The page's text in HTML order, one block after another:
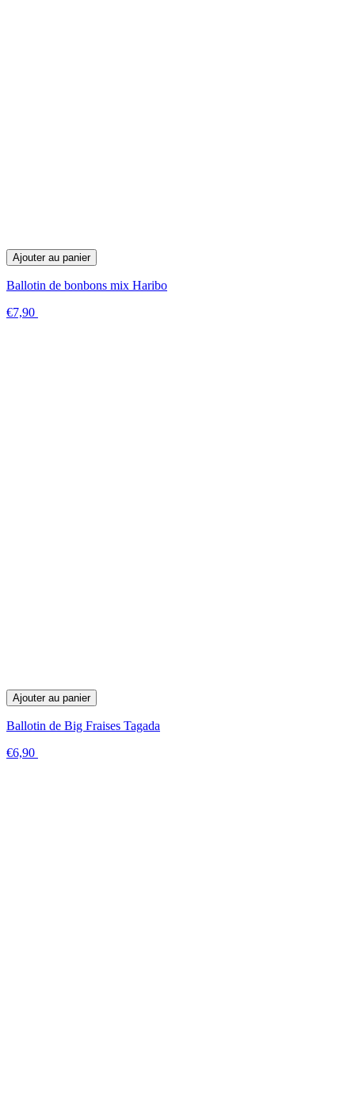
Ajouter au panier
Ballotin de bonbons mix Haribo
€7,90
Ajouter au panier
Ballotin de Big Fraises Tagada
€6,90